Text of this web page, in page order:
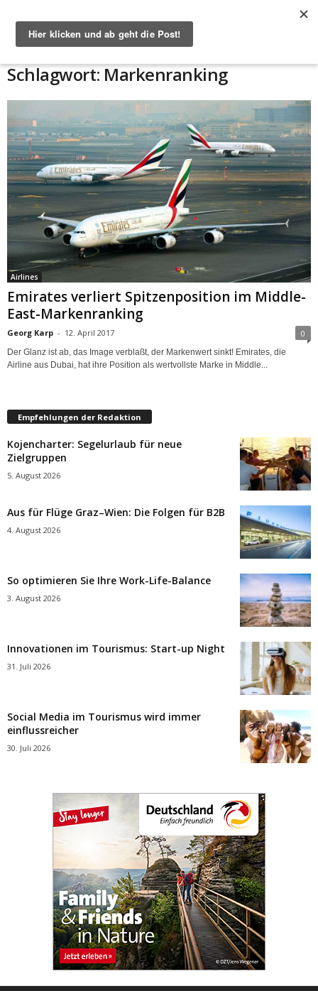
Schlagwort: Markenranking
Airlines
Emirates verliert Spitzenposition im Middle-
East-Markenranking
Georg Karp - 12. April 2017 0
Der Glanz ist ab, das Image verblaßt, der Markenwert sinkt! Emirates, die
Airline aus Dubai, hat ihre Position als wertvollste Marke in Middle...
Empfehlungen der Redaktion
Kojencharter: Segelurlaub für neue
Zielgruppen
5. August 2026
Aus für Flüge Graz–Wien: Die Folgen für B2B
4. August 2026
So optimieren Sie Ihre Work-Life-Balance
3. August 2026
Innovationen im Tourismus: Start-up Night
31. Juli 2026
Social Media im Tourismus wird immer
einflussreicher
30. Juli 2026